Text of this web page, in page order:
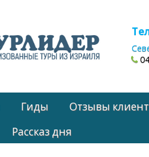
Гиды Отзывы
Рассказ дня